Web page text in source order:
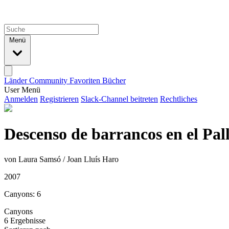
Menü
LänderCommunity Favoriten Bücher
User Menü
Anmelden Registrieren Slack-Channel beitreten Rechtliches
Descenso de barrancos en el
von Laura Samsó / Joan Lluís Haro
2007
Canyons: 6
Canyons
6 Ergebnisse